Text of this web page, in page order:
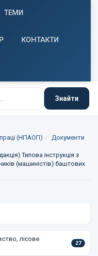
ТЕМИ
КОНТАКТИ
Знайти
(НПАОП)
Документи
Типова інструкція з
(машиністів) баштових
лісове
27